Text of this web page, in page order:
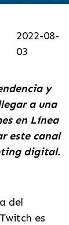
2022-08-
03
y
a una
en Línea
este canal
digital.
del
es